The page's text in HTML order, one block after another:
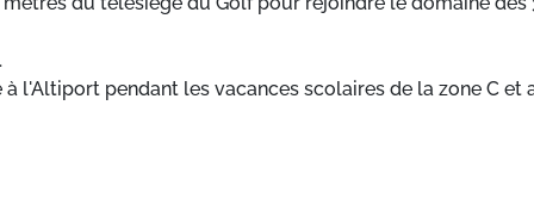
l'Altiport pendant les vacances scolaires de la zone C et